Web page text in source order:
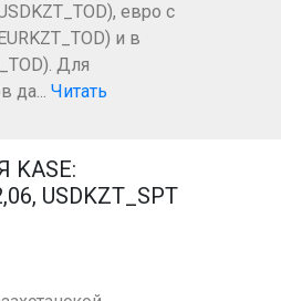
евро с
и в
Для
да... Читать
USDKZT_SPT